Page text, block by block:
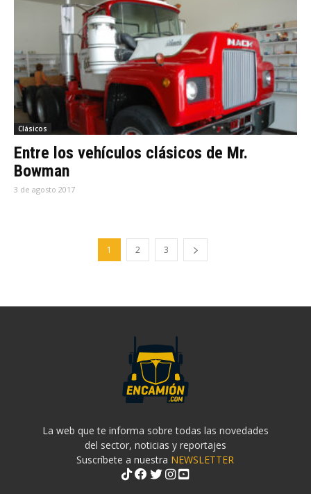
Clásicos
Entre los vehículos clásicos de Mr.
Bowman
3 de agosto 2017
1 2 3
La web que te informa sobre todas las novedades
del sector, noticias y reportajes
Suscríbete a nuestra NEWSLETTER